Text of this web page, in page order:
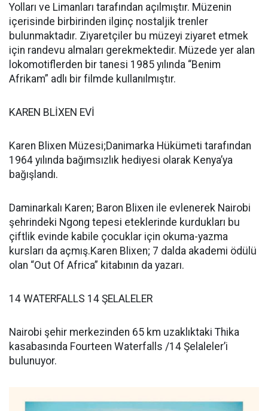
Yolları ve Limanları tarafından açılmıştır. Müzenin
içerisinde birbirinden ilginç nostaljik trenler
bulunmaktadır. Ziyaretçiler bu müzeyi ziyaret etmek
için randevu almaları gerekmektedir. Müzede yer alan
lokomotiflerden bir tanesi 1985 yılında “Benim
Afrikam” adlı bir filmde kullanılmıştır.
KAREN BLİXEN EVİ
Karen Blixen Müzesi;Danimarka Hükümeti tarafından
1964 yılında bağımsızlık hediyesi olarak Kenya’ya
bağışlandı.
Daminarkalı Karen; Baron Blixen ile evlenerek Nairobi
şehrindeki Ngong tepesi eteklerinde kurdukları bu
çiftlik evinde kabile çocuklar için okuma-yazma
kursları da açmış.Karen Blixen; 7 dalda akademi ödülü
olan “Out Of Africa” kitabının da yazarı.
14 WATERFALLS 14 ŞELALELER
Nairobi şehir merkezinden 65 km uzaklıktaki Thika
kasabasında Fourteen Waterfalls /14 Şelaleler’i
bulunuyor.